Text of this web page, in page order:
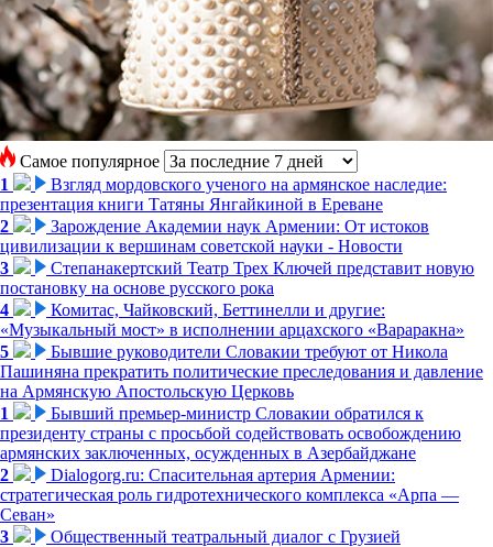
Самое популярное
1
Взгляд мордовского ученого на армянское наследие:
презентация книги Татяны Янгайкиной в Ереване
2
Зарождение Академии наук Армении: От истоков
цивилизации к вершинам советской науки - Новости
3
Степанакертский Театр Трех Ключей представит новую
постановку на основе русского рока
4
Комитас, Чайковский, Беттинелли и другие:
«Музыкальный мост» в исполнении арцахского «Вараракна»
5
Бывшие руководители Словакии требуют от Никола
Пашиняна прекратить политические преследования и давление
на Армянскую Апостольскую Церковь
1
Бывший премьер-министр Словакии обратился к
президенту страны с просьбой содействовать освобождению
армянских заключенных, осужденных в Азербайджане
2
Dialogorg.ru: Спасительная артерия Армении:
стратегическая роль гидротехнического комплекса «Арпа —
Севан»
3
Общественный театральный диалог с Грузией